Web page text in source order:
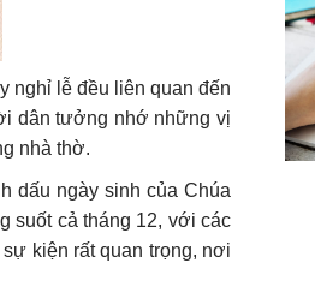
nghỉ lễ đều liên quan đến
dân tưởng nhớ những vị
nhà thờ.
dấu ngày sinh của Chúa
suốt cả tháng 12, với các
kiện rất quan trọng, nơi